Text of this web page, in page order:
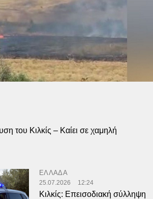
του Κιλκίς – Καίει σε χαμηλή
ΕΛΛΑΔΑ
25.07.2026 12:24
Κιλκίς: Επεισοδιακή σύλληψη